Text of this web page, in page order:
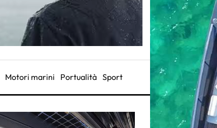
Motori marini Portualità Sport